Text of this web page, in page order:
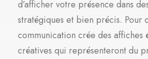
d’afficher votre présence dans
stratégiques et bien précis. Pour
communication crée des affiches
créatives qui représenteront du